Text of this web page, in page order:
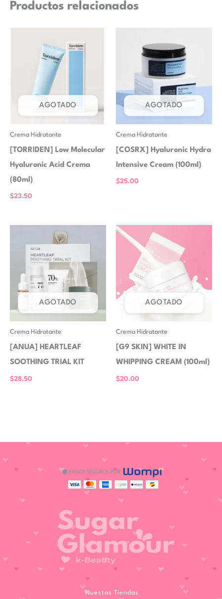
Productos relacionados
AGOTADO
Crema Hidratante
[TORRIDEN] Low Molecular
Hyaluronic Acid Crema
(80ml)
$23.50
AGOTADO
Crema Hidratante
[COSRX] Hyaluronic Hydra
Intensive Cream (100ml)
$25.00
AGOTADO
Crema Hidratante
[ANUA] HEARTLEAF
SOOTHING TRIAL KIT
$28.50
AGOTADO
Crema Hidratante
[G9 SKIN] WHITE IN
WHIPPING CREAM (100ml)
$20.00
Nuestas Tiendas